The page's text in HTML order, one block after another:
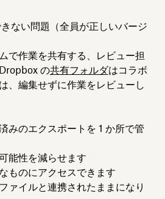
ない問題（全員が正しいバージ
で作業を共有する、レビュー担
の共有フォルダはコラボ
は、編集せずに作業をレビューし
みのエクスポートを 1 か所で管
能性を減らせます
ものにアクセスできます
ァイルと連携されたままになり